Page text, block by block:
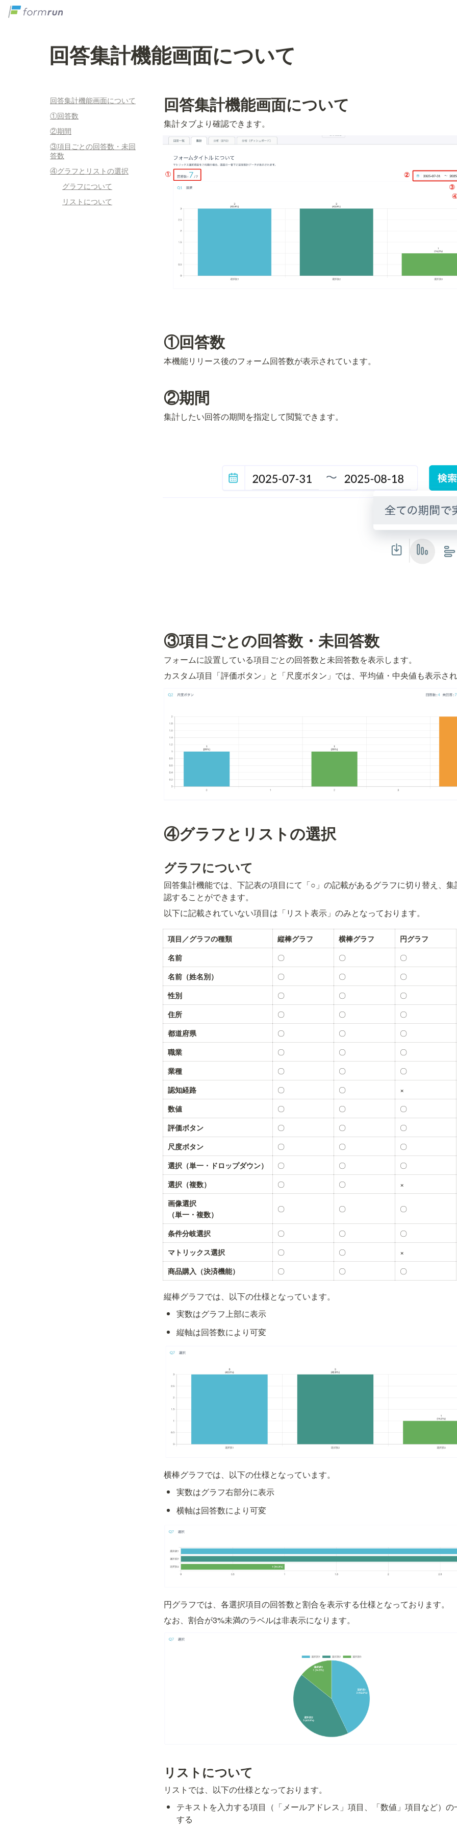
回答集計機能画面について
回答集計機能画面について
①回答数
②期間
③項目ごとの回答数・未回
答数
④グラフとリストの選択
グラフについて
リストについて
回答集計機能画面について
集計タブより確認できます。
①回答数
本機能リリース後のフォーム回答数が表示されています。
②期間
集計したい回答の期間を指定して閲覧できます。
③項目ごとの回答数・未回答数
フォームに設置している項目ごとの回答数と未回答数を表示します。
カスタム項目「評価ボタン」と「尺度ボタン」では、平均値・中央値も表示さ
④グラフとリストの選択
グラフについて
回答集計機能では、下記表の項目にて「○」の記載があるグラフに切り替え、
認することができます。
以下に記載されていない項目は「リスト表示」のみとなっております。
項目／グラフの種類 縦棒グラフ 横棒グラフ
円グラフ
名前
〇 〇 〇
名前（姓名別） 〇 〇 〇
性別 〇 〇 〇
住所 〇 〇 〇
都道府県 〇 〇 〇
職業 〇 〇 〇
業種 〇 〇 〇
認知経路 〇 〇 ×
数値 〇 〇 〇
評価ボタン 〇 〇 〇
尺度ボタン 〇 〇 〇
選択（単一・ドロップダウン） 〇 〇 〇
選択（複数） 〇 〇 ×
画像選択
（単一・複数）
〇 〇 〇
条件分岐選択 〇 〇 〇
マトリックス選択 〇 〇 ×
商品購入（決済機能） 〇 〇 〇
縦棒グラフでは、以下の仕様となっています。
実数はグラフ上部に表示
縦軸は回答数により可変
横棒グラフでは、以下の仕様となっています。
実数はグラフ右部分に表示
横軸は回答数により可変
円グラフでは、各選択項目の回答数と割合を表示する仕様となっております。
なお、割合が3%未満のラベルは非表示になります。
リストについて
リストでは、以下の仕様となっております。
テキストを入力する項目（「メールアドレス」項目、「数値」項目など）の
する